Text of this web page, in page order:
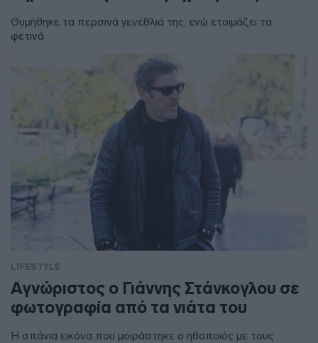
Θυμήθηκε τα περσινά γενέθλιά της, ενώ ετοιμάζει τα
φετινά
LIFESTYLE
Αγνώριστος ο Γιάννης Στάνκογλου σε
φωτογραφία από τα νιάτα του
Η σπάνια εικόνα που μοιράστηκε ο ηθοποιός με τους